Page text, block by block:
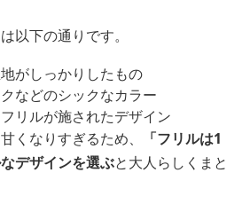
以下の通りです。
がしっかりしたもの
などのシックなカラー
リルが施されたデザイン
くなりすぎるため、
「フリルは1
デザインを選ぶと大人らしくまと